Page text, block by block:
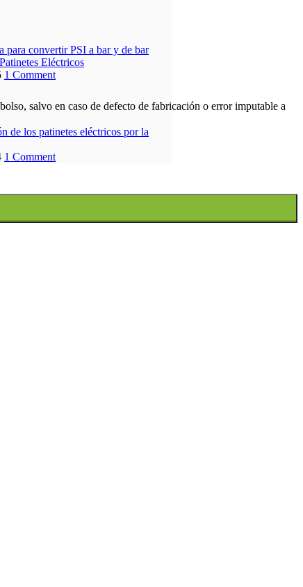
para convertir PSI a bar y de bar
Eléctricos
1 Comment
de los patinetes eléctricos por la
1 Comment
salvo en caso de defecto de fabricación o error imputable a